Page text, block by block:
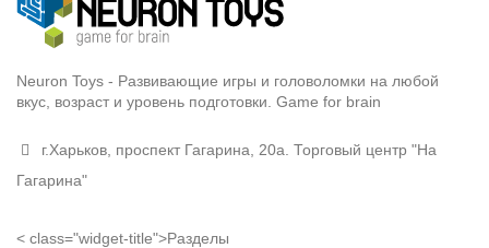
Neuron Toys - Развивающие игры и головоломки на любой
вкус, возраст и уровень подготовки. Game for brain
г.Харьков, проспект Гагарина, 20а. Торговый центр "На
Гагарина"
< class="widget-title">Разделы